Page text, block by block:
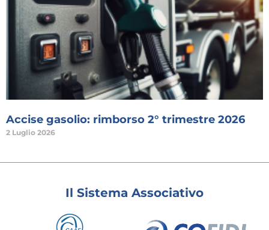
Accise gasolio: rimborso 2° trimestre 2026
2 Luglio 2026
Il Sistema Associativo